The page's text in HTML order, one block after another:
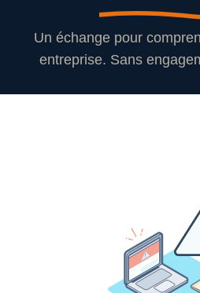
Un échange pour
entreprise. Sans